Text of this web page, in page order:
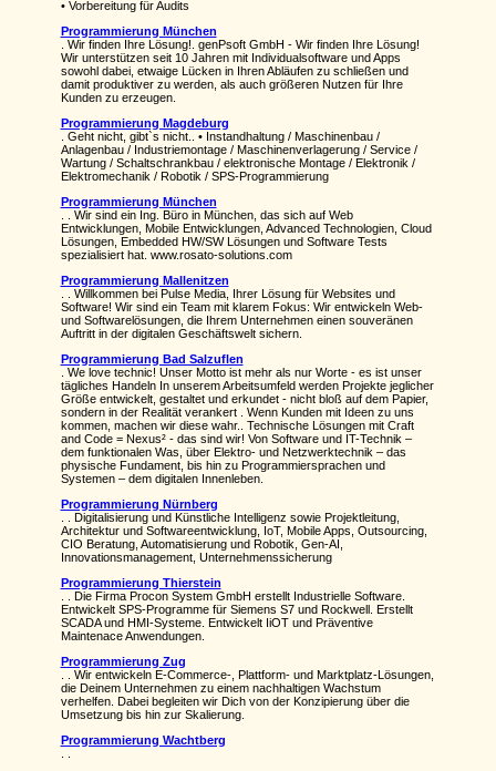
• Vorbereitung für Audits
Programmierung München
. Wir finden Ihre Lösung!. genPsoft GmbH - Wir finden Ihre Lösung!
Wir unterstützen seit 10 Jahren mit Individualsoftware und Apps
sowohl dabei, etwaige Lücken in Ihren Abläufen zu schließen und
damit produktiver zu werden, als auch größeren Nutzen für Ihre
Kunden zu erzeugen.
Programmierung Magdeburg
. Geht nicht, gibt`s nicht.. • Instandhaltung / Maschinenbau /
Anlagenbau / Industriemontage / Maschinenverlagerung / Service /
Wartung / Schaltschrankbau / elektronische Montage / Elektronik /
Elektromechanik / Robotik / SPS-Programmierung
Programmierung München
. . Wir sind ein Ing. Büro in München, das sich auf Web
Entwicklungen, Mobile Entwicklungen, Advanced Technologien, Cloud
Lösungen, Embedded HW/SW Lösungen und Software Tests
spezialisiert hat. www.rosato-solutions.com
Programmierung Mallenitzen
. . Willkommen bei Pulse Media, Ihrer Lösung für Websites und
Software! Wir sind ein Team mit klarem Fokus: Wir entwickeln Web-
und Softwarelösungen, die Ihrem Unternehmen einen souveränen
Auftritt in der digitalen Geschäftswelt sichern.
Programmierung Bad Salzuflen
. We love technic! Unser Motto ist mehr als nur Worte - es ist unser
tägliches Handeln In unserem Arbeitsumfeld werden Projekte jeglicher
Größe entwickelt, gestaltet und erkundet - nicht bloß auf dem Papier,
sondern in der Realität verankert . Wenn Kunden mit Ideen zu uns
kommen, machen wir diese wahr.. Technische Lösungen mit Craft
and Code = Nexus² - das sind wir! Von Software und IT-Technik –
dem funktionalen Was, über Elektro- und Netzwerktechnik – das
physische Fundament, bis hin zu Programmiersprachen und
Systemen – dem digitalen Innenleben.
Programmierung Nürnberg
. . Digitalisierung und Künstliche Intelligenz sowie Projektleitung,
Architektur und Softwareentwicklung, IoT, Mobile Apps, Outsourcing,
CIO Beratung, Automatisierung und Robotik, Gen-AI,
Innovationsmanagement, Unternehmenssicherung
Programmierung Thierstein
. . Die Firma Procon System GmbH erstellt Industrielle Software.
Entwickelt SPS-Programme für Siemens S7 und Rockwell. Erstellt
SCADA und HMI-Systeme. Entwickelt IiOT und Präventive
Maintenace Anwendungen.
Programmierung Zug
. . Wir entwickeln E-Commerce-, Plattform- und Marktplatz-Lösungen,
die Deinem Unternehmen zu einem nachhaltigen Wachstum
verhelfen. Dabei begleiten wir Dich von der Konzipierung über die
Umsetzung bis hin zur Skalierung.
Programmierung Wachtberg